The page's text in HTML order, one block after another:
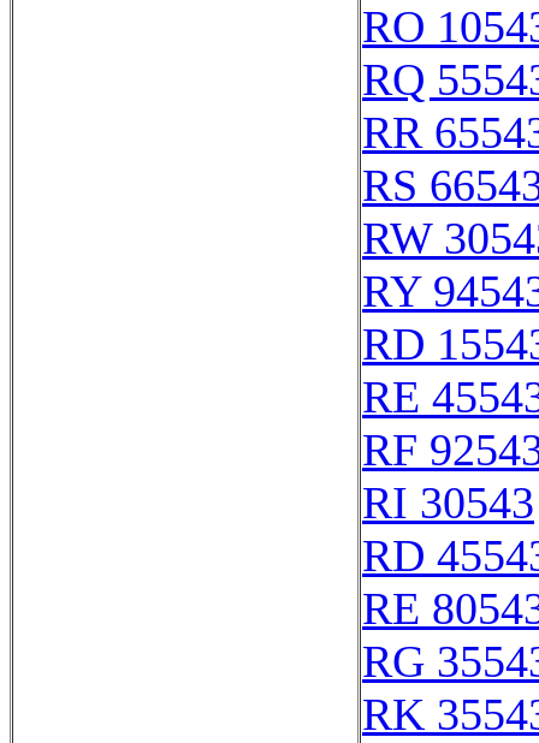
RO
RQ
RR
RS
RW
RY
RD
RE
RF
RI 30543
RD
RE
RG
RK